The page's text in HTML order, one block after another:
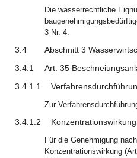
Die wasserrechtliche
3 Nr. 4.
3.4
Abschnitt 3
3.4.1
Art. 35
3.4.1.1
Zur
3.4.1.2 Konzentrationswirkung
Für die Genehmigung
Konzentrationswirkung